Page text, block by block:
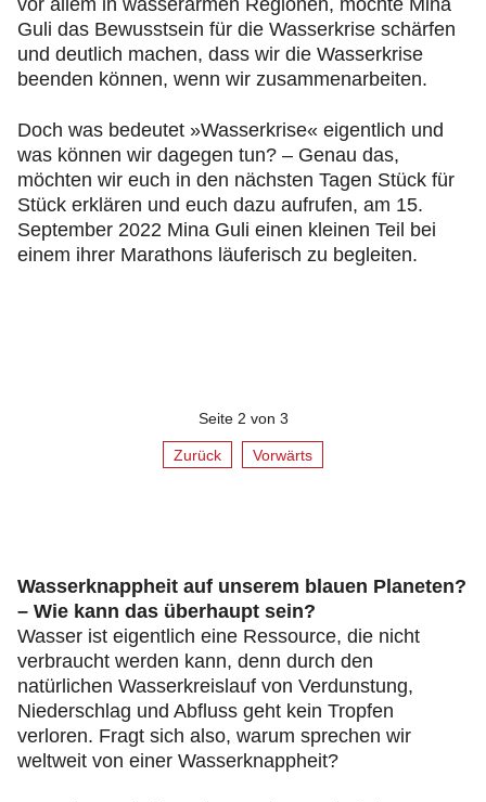
vor allem in wasserarmen Regionen, möchte Mina
Guli das Bewusstsein für die Wasserkrise schärfen
und deutlich machen, dass wir die Wasserkrise
beenden können, wenn wir zusammenarbeiten.
Doch was bedeutet »Wasserkrise« eigentlich und
was können wir dagegen tun? – Genau das,
möchten wir euch in den nächsten Tagen Stück für
Stück erklären und euch dazu aufrufen, am 15.
September 2022 Mina Guli einen kleinen Teil bei
einem ihrer Marathons läuferisch zu begleiten.
Seite 2 von 3
Zurück Vorwärts
Wasserknappheit auf unserem blauen Planeten?
– Wie kann das überhaupt sein?
Wasser ist eigentlich eine Ressource, die nicht
verbraucht werden kann, denn durch den
natürlichen Wasserkreislauf von Verdunstung,
Niederschlag und Abfluss geht kein Tropfen
verloren. Fragt sich also, warum sprechen wir
weltweit von einer Wasserknappheit?